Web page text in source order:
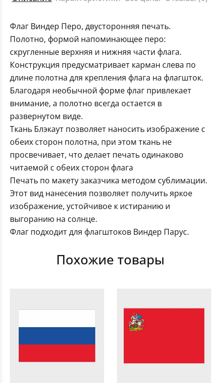
Флаг Виндер Перо, двусторонняя печать.
Полотно, формой напоминающее перо:
скругленные верхняя и нижняя части флага.
Конструкция предусматривает карман слева по
длине полотна для крепления флага на флагшток.
Благодаря необычной форме флаг привлекает
внимание, а полотно всегда остается в
развернутом виде.
Ткань Блэкаут позволяет наносить изображение с
обеих сторон полотна, при этом ткань не
просвечивает, что делает печать одинаково
читаемой с обеих сторон флага
Печать по макету заказчика методом сублимации.
Этот вид нанесения позволяет получить яркое
изображение, устойчивое к истиранию и
выгоранию на солнце.
Флаг подходит для флагштоков Виндер Парус.
Похожие товары